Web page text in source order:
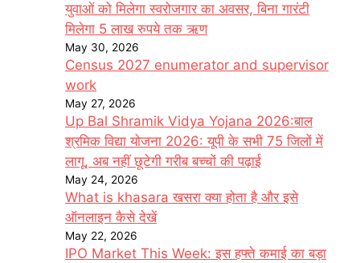
युवाओं को मिलेगा स्वरोजगार का अवसर, बिना गारंटी
मिलेगा 5 लाख रुपये तक ऋण
May 30, 2026
Census 2027 enumerator and supervisor
work
May 27, 2026
Up Bal Shramik Vidya Yojana 2026:बाल
श्रमिक विद्या योजना 2026: यूपी के सभी 75 जिलों में
लागू, अब नहीं छूटेगी गरीब बच्चों की पढ़ाई
May 24, 2026
What is khasara खसरा क्या होता है और इसे
ऑनलाइन कैसे देखें
May 22, 2026
IPO Market This Week: इस हफ्ते कमाई का बड़ा